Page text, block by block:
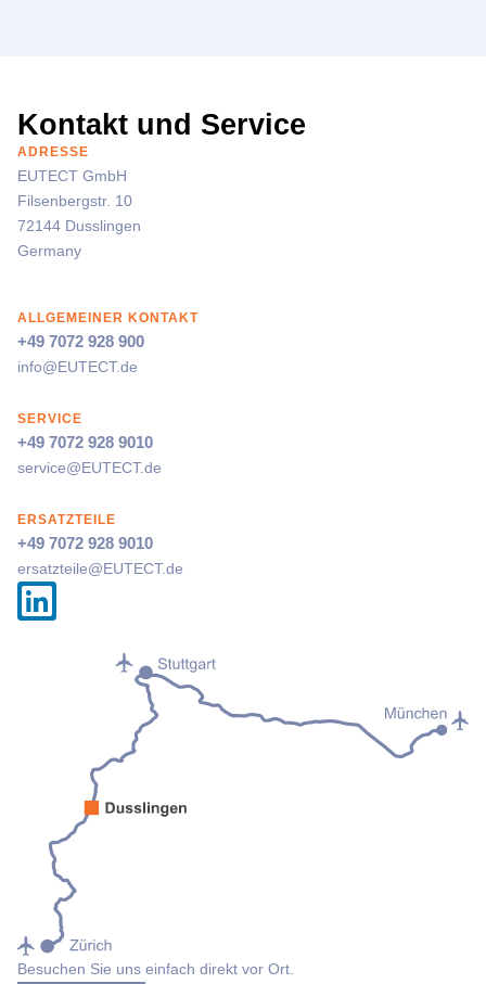
Kontakt und Service
ADRESSE
EUTECT GmbH
Filsenbergstr. 10
72144 Dusslingen
Germany
ALLGEMEINER KONTAKT
+49 7072 928 900
info@EUTECT.de
SERVICE
+49 7072 928 9010
service@EUTECT.de
ERSATZTEILE
+49 7072 928 9010
ersatzteile@EUTECT.de
Besuchen Sie uns einfach direkt vor Ort.